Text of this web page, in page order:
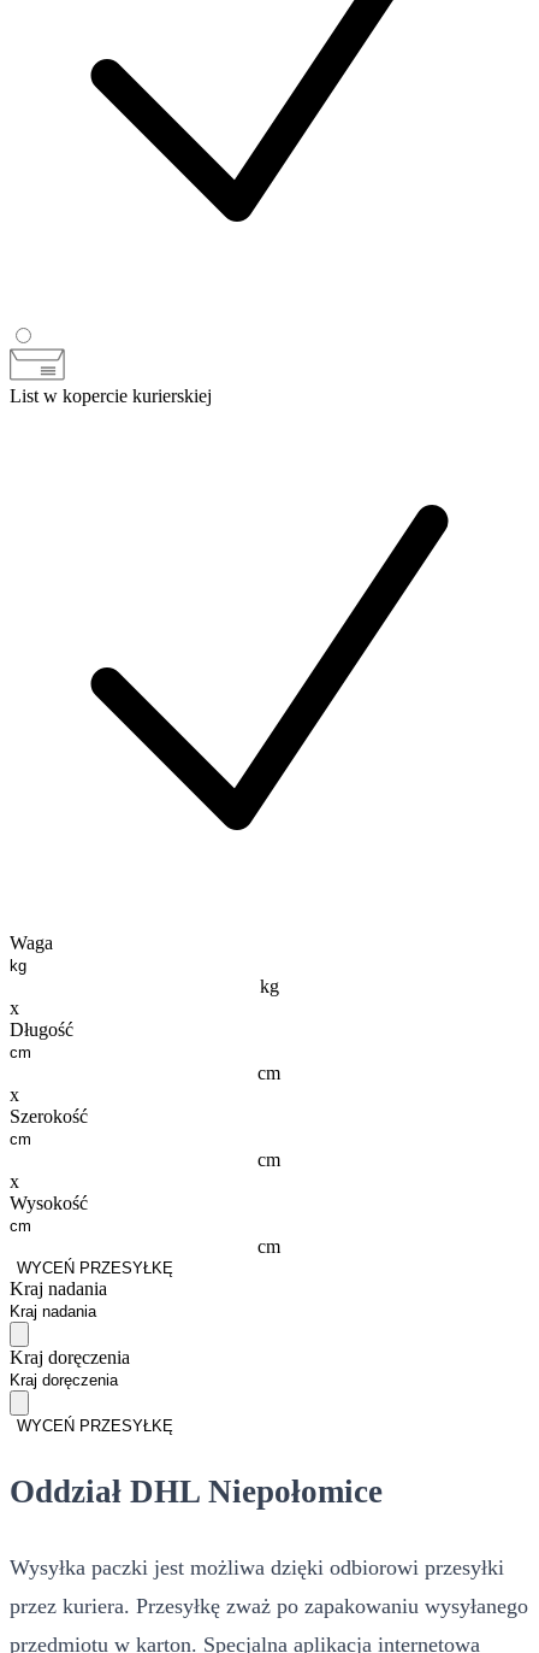
List w kopercie kurierskiej
Waga
kg
x
Długość
cm
x
Szerokość
cm
x
Wysokość
cm
WYCEŃ PRZESYŁKĘ
Kraj nadania
Kraj doręczenia
WYCEŃ PRZESYŁKĘ
Oddział DHL Niepołomice
Wysyłka paczki jest możliwa dzięki odbiorowi przesyłki
przez kuriera. Przesyłkę zważ po zapakowaniu wysyłanego
przedmiotu w karton. Specjalna aplikacja internetowa